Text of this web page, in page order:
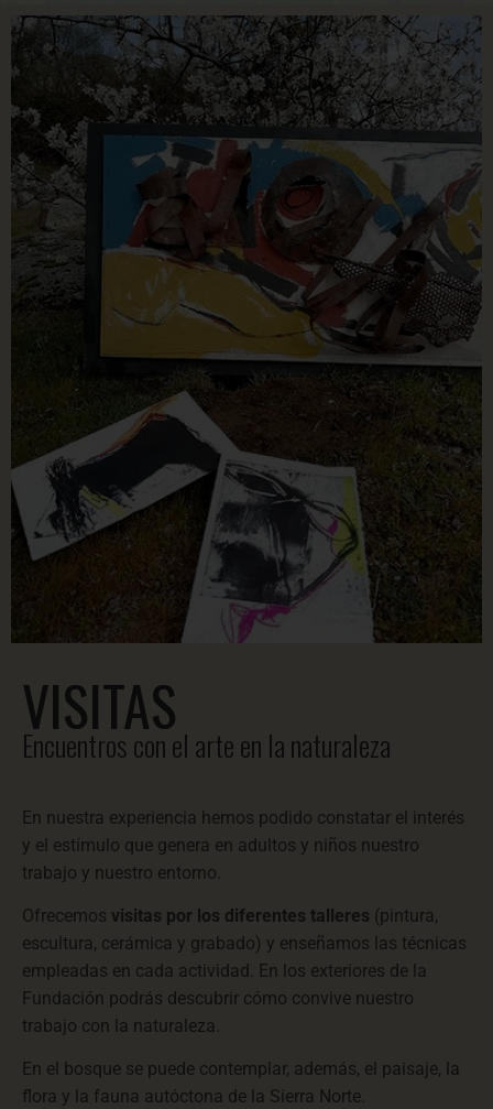
VISITAS
Encuentros con el arte en la naturaleza
En nuestra experiencia hemos podido constatar el interés
y el estímulo que genera en adultos y niños nuestro
trabajo y nuestro entorno.
Ofrecemos visitas por los diferentes talleres (pintura,
escultura, cerámica y grabado) y enseñamos las técnicas
empleadas en cada actividad. En los exteriores de la
Fundación podrás descubrir cómo convive nuestro
trabajo con la naturaleza.
En el bosque se puede contemplar, además, el paisaje, la
flora y la fauna autóctona de la Sierra Norte.